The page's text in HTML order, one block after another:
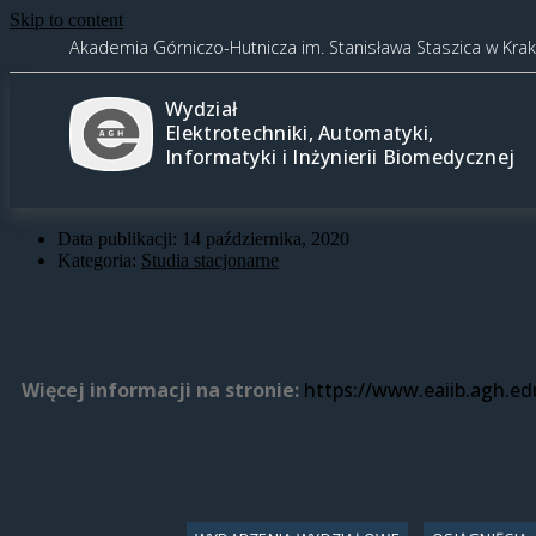
Skip to content
Akademia Górniczo-Hutnicza im. Stanisława Staszica w
Wydział
Elektrotechniki, Automatyki,
Informatyki i Inżynierii Biomedycznej
Data publikacji: 14 października, 2020
Kategoria: Studia stacjonarne
Więcej informacji na stronie: https://